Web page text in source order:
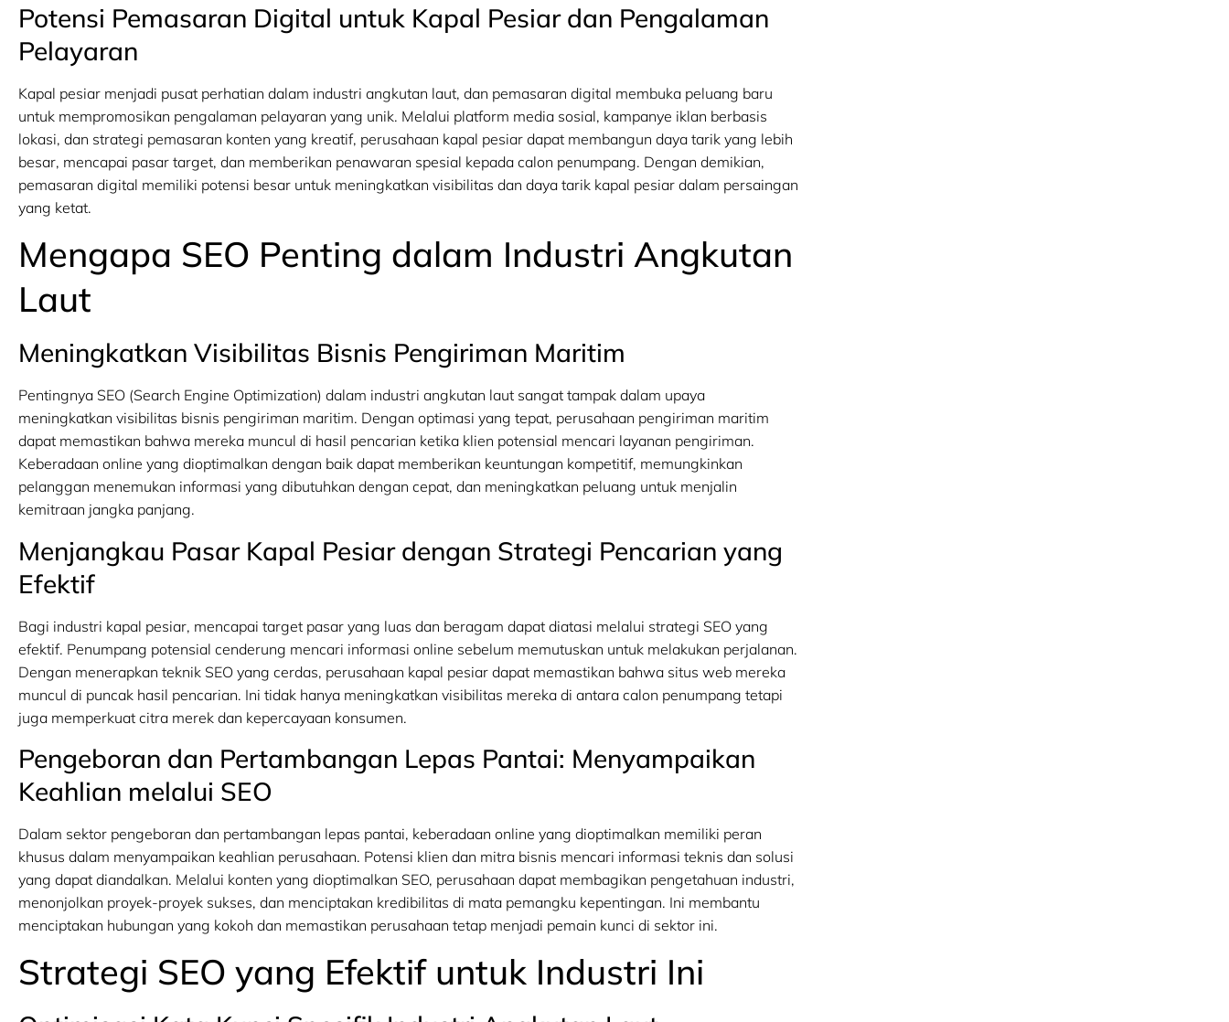
Potensi Pemasaran Digital untuk Kapal Pesiar dan Pengalaman
Pelayaran
Kapal pesiar menjadi pusat perhatian dalam industri angkutan laut, dan pemasaran digital membuka peluang baru
untuk mempromosikan pengalaman pelayaran yang unik. Melalui platform media sosial, kampanye iklan berbasis
lokasi, dan strategi pemasaran konten yang kreatif, perusahaan kapal pesiar dapat membangun daya tarik yang lebih
besar, mencapai pasar target, dan memberikan penawaran spesial kepada calon penumpang. Dengan demikian,
pemasaran digital memiliki potensi besar untuk meningkatkan visibilitas dan daya tarik kapal pesiar dalam persaingan
yang ketat.
Mengapa SEO Penting dalam Industri Angkutan
Laut
Meningkatkan Visibilitas Bisnis Pengiriman Maritim
Pentingnya SEO (Search Engine Optimization) dalam industri angkutan laut sangat tampak dalam upaya
meningkatkan visibilitas bisnis pengiriman maritim. Dengan optimasi yang tepat, perusahaan pengiriman maritim
dapat memastikan bahwa mereka muncul di hasil pencarian ketika klien potensial mencari layanan pengiriman.
Keberadaan online yang dioptimalkan dengan baik dapat memberikan keuntungan kompetitif, memungkinkan
pelanggan menemukan informasi yang dibutuhkan dengan cepat, dan meningkatkan peluang untuk menjalin
kemitraan jangka panjang.
Menjangkau Pasar Kapal Pesiar dengan Strategi Pencarian yang
Efektif
Bagi industri kapal pesiar, mencapai target pasar yang luas dan beragam dapat diatasi melalui strategi SEO yang
efektif. Penumpang potensial cenderung mencari informasi online sebelum memutuskan untuk melakukan perjalanan.
Dengan menerapkan teknik SEO yang cerdas, perusahaan kapal pesiar dapat memastikan bahwa situs web mereka
muncul di puncak hasil pencarian. Ini tidak hanya meningkatkan visibilitas mereka di antara calon penumpang tetapi
juga memperkuat citra merek dan kepercayaan konsumen.
Pengeboran dan Pertambangan Lepas Pantai: Menyampaikan
Keahlian melalui SEO
Dalam sektor pengeboran dan pertambangan lepas pantai, keberadaan online yang dioptimalkan memiliki peran
khusus dalam menyampaikan keahlian perusahaan. Potensi klien dan mitra bisnis mencari informasi teknis dan solusi
yang dapat diandalkan. Melalui konten yang dioptimalkan SEO, perusahaan dapat membagikan pengetahuan industri,
menonjolkan proyek-proyek sukses, dan menciptakan kredibilitas di mata pemangku kepentingan. Ini membantu
menciptakan hubungan yang kokoh dan memastikan perusahaan tetap menjadi pemain kunci di sektor ini.
Strategi SEO yang Efektif untuk Industri Ini